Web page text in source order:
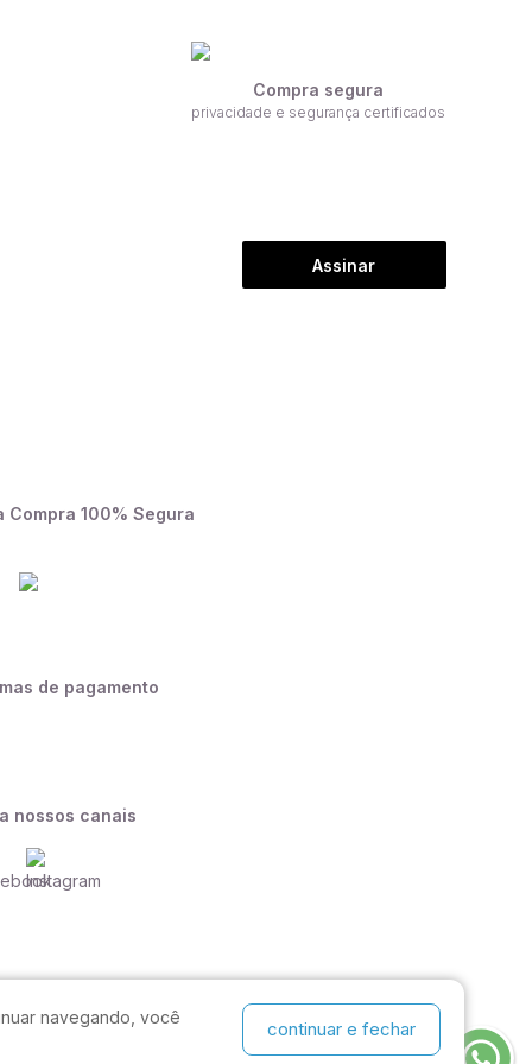
navegando, você
continuar e fechar
Compra segura
privacidade e segurança certificados
Assinar
Compra 100% Segura
de pagamento
nossos canais